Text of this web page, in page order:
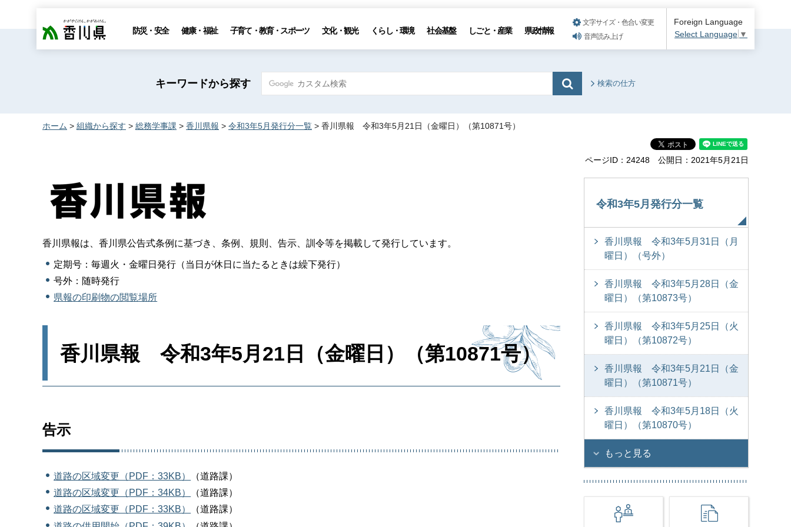
香川県 防災・安全 健康・福祉 子育て・教育・スポーツ 文化・観光 くらし・環境 社会基盤 しごと・産業 県政情報
文字サイズ・色合い変更
音声読み上げ
Foreign Language
Select Language ▼
キーワードから探す 検索の仕方
ホーム > 組織から探す > 総務学事課 > 香川県報 > 令和3年5月発行分一覧 > 香川県報 令和3年5月21日（金曜日）（第10871号）
ページID：24248 公開日：2021年5月21日
香川県報は、香川県公告式条例に基づき、条例、規則、告示、訓令等を掲載して発行しています。
定期号：毎週火・金曜日発行（当日が休日に当たるときは繰下発行）
号外：随時発行
県報の印刷物の閲覧場所
香川県報 令和3年5月21日（金曜日）（第10871号）
告示
道路の区域変更（PDF：33KB）
（道路課）
道路の区域変更（PDF：34KB）
（道路課）
道路の区域変更（PDF：33KB）
（道路課）
令和3年5月発行分一覧
香川県報 令和3年5月31日（月
曜日）（号外）
香川県報 令和3年5月28日（金
曜日）（第10873号）
香川県報 令和3年5月25日（火
曜日）（第10872号）
香川県報 令和3年5月21日（金
曜日）（第10871号）
香川県報 令和3年5月18日（火
曜日）（第10870号）
もっと見る